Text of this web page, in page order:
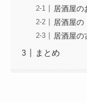
居酒屋の
居酒屋の
居酒屋の
まとめ